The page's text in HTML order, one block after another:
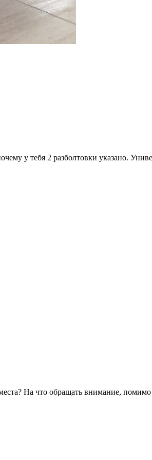
у тебя 2 разболтовки указано.
На что обращать внимание,